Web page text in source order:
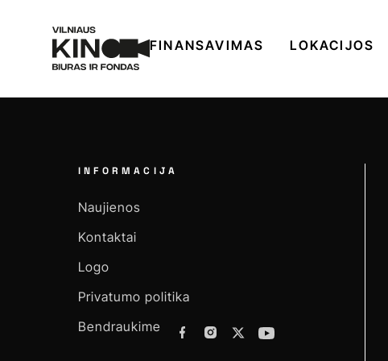
FINANSAVIMAS LOKACIJOS
INFORMACIJA
Naujienos
Kontaktai
Logo
Privatumo politika
Bendraukime